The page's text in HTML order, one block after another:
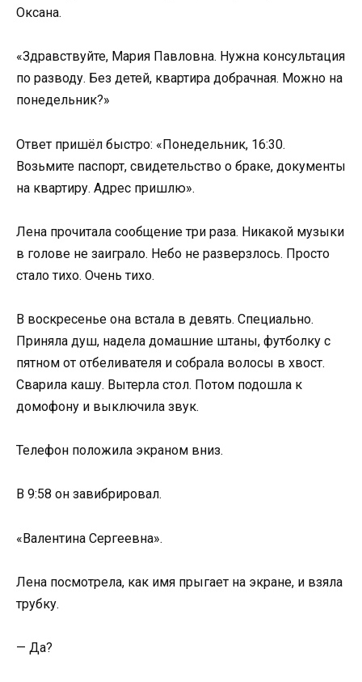
Оксана.
«Здравствуйте, Мария Павловна. Нужна консультация
по разводу. Без детей, квартира добрачная. Можно на
понедельник?»
Ответ пришёл быстро: «Понедельник, 16:30.
Возьмите паспорт, свидетельство о браке, документы
на квартиру. Адрес пришлю».
Лена прочитала сообщение три раза. Никакой музыки
в голове не заиграло. Небо не разверзлось. Просто
стало тихо. Очень тихо.
В воскресенье она встала в девять. Специально.
Приняла душ, надела домашние штаны, футболку с
пятном от отбеливателя и собрала волосы в хвост.
Сварила кашу. Вытерла стол. Потом подошла к
домофону и выключила звук.
Телефон положила экраном вниз.
В 9:58 он завибрировал.
«Валентина Сергеевна».
Лена посмотрела, как имя прыгает на экране, и взяла
трубку.
— Да?